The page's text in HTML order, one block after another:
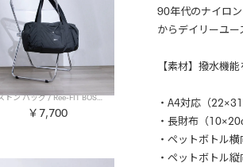
ボストン バッグ / Ree-FIT BOSTON BAG （インクブラック）
￥7,700
90年代のナイロ
からデイリーユー
【素材】撥水機
・A4対応（
・長財布（
・ペットボトル
・ペットボトル